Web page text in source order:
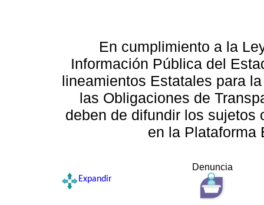
En cumplimiento a la
Información Pública del
lineamientos Estatales para
las Obligaciones de
deben de difundir los sujetos
en la Plataforma
Denuncia
Expandir